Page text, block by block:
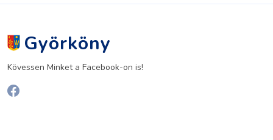
Györköny
Kövessen Minket a Facebook-on is!